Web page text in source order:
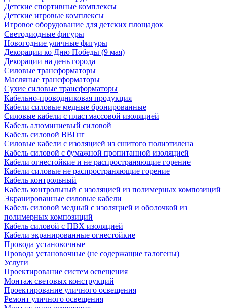
Детские спортивные комплексы
Детские игровые комплексы
Игровое оборудование для детских площадок
Светодиодные фигуры
Новогодние уличные фигуры
Декорации ко Дню Победы (9 мая)
Декорации на день города
Силовые трансформаторы
Масляные трансформаторы
Сухие силовые трансформаторы
Кабельно-проводниковая продукция
Кабели силовые медные бронированные
Силовые кабели с пластмассовой изоляцией
Кабель алюминиевый силовой
Кабель силовой ВВГнг
Силовые кабели с изоляцией из сшитого полиэтилена
Кабель силовой с бумажной пропитанной изоляцией
Кабели огнестойкие и не распространяющие горение
Кабели силовые не распространяющие горение
Кабель контрольный
Кабель контрольный с изоляцией из полимерных композиций
Экранированные силовые кабели
Кабель силовой медный с изоляцией и оболочкой из
полимерных композиций
Кабель силовой с ПВХ изоляцией
Кабели экранированные огнестойкие
Провода установочные
Провода установочные (не содержащие галогены)
Услуги
Проектирование систем освещения
Монтаж световых конструкций
Проектирование уличного освещения
Ремонт уличного освещения